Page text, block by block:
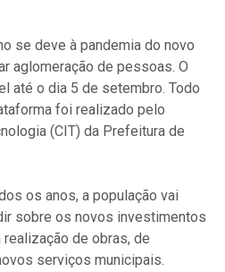
se deve à pandemia do novo
aglomeração de pessoas. O
até o dia 5 de setembro. Todo
foi realizado pelo
(CIT) da Prefeitura de
os anos, a população vai
sobre os novos investimentos
de obras, de
serviços municipais.